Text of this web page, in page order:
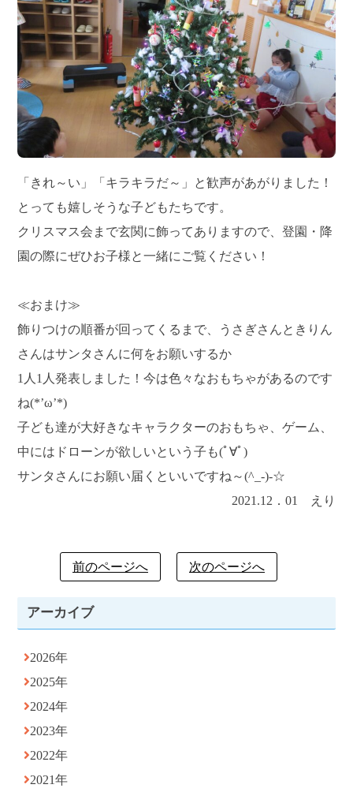
アーカイブ
2026年
2025年
2024年
2023年
2022年
2021年
「きれ～い」「キラキラだ～」と歓声があがりました！
とっても嬉しそうな子どもたちです。
クリスマス会まで玄関に飾ってありますので、登園・降
園の際にぜひお子様と一緒にご覧ください！
≪おまけ≫
飾りつけの順番が回ってくるまで、うさぎさんときりん
さんはサンタさんに何をお願いするか
1人1人発表しました！今は色々なおもちゃがあるのです
ね(*’ω’*)
子ども達が大好きなキャラクターのおもちゃ、ゲーム、
中にはドローンが欲しいという子も(ﾟ∀ﾟ)
サンタさんにお願い届くといいですね～(^_-)-☆
2021.12．01 えり
前のページへ 次のページへ